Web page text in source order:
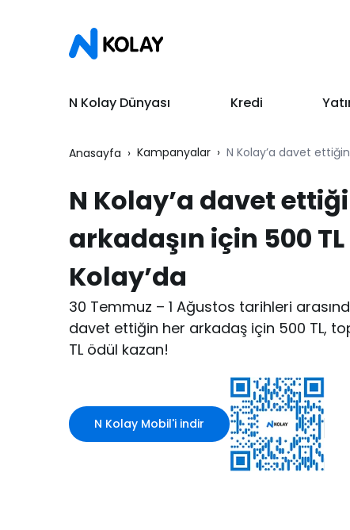
N Kolay Dünyası Kredi
Anasayfa Kampanyalar N Kolay’a davet
N Kolay’a davet
arkadaşın için 500
Kolay’da
30 Temmuz – 1 Ağustos tarihleri
davet ettiğin her arkadaş için 500 TL,
TL ödül kazan!
N Kolay Mobil'i indir